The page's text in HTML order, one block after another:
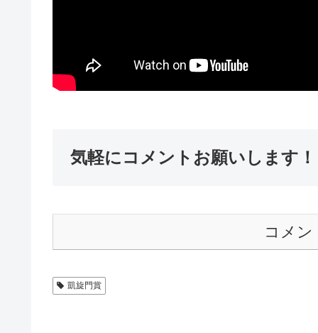
気軽にコメントお願いします
コメン
凱旋門賞